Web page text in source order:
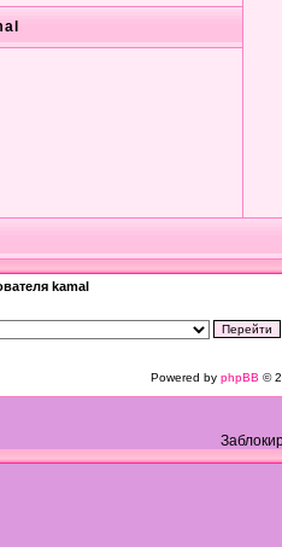
kamal
Powered by phpBB ©